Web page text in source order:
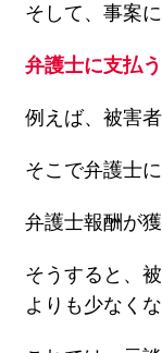
そして、事案
弁護士に支払
例えば、被害
そこで弁護士
弁護士報酬が
そうすると、
よりも少なく